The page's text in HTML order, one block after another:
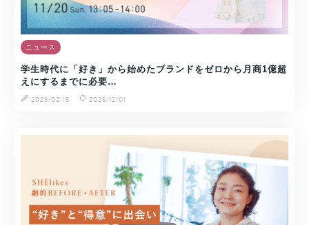
ニュース
学生時代に「好き」から始めたブランドをゼロから月商1億超
えにするまでに必要…
2023/02/15
2025/12/01